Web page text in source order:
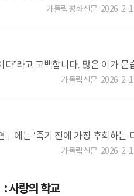
기 마련이고, 나는 물론 현인이 아
가톨릭평화신문 2026-2-
”라고 고백합니다. 많은 이가 묻
어떠한가? 흔히 말하는 연옥은
가톨릭신문 2026-2-
에는 ‘죽기 전에 가장 후회하는
솔직한 인생을 살지 못했다(남을
가톨릭신문 2026-2-
사랑의 학교